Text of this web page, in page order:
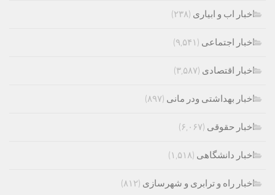
اخبار اب و ابیاری (۲۳۸)
اخبار اجتماعی (۹,۵۴۱)
اخبار اقتصادی (۳,۵۸۷)
اخبار بهداشتی ودر مانی (۸۹۷)
اخبار حقوقی (۶,۰۶۷)
اخبار دانشگاهی (۱,۵۱۸)
اخبار راه و ترابری و شهرسازی (۸۱۲)